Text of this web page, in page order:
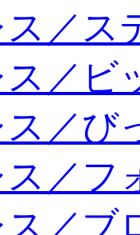
／ス
／ビ
／び
／フ
／ブ